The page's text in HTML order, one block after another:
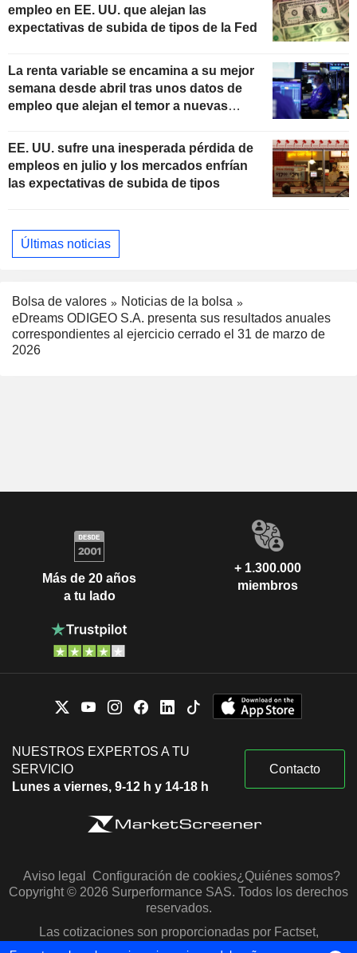
empleo en EE. UU. que alejan las
expectativas de subida de tipos de la Fed
La renta variable se encamina a su mejor
semana desde abril tras unos datos de
empleo que alejan el temor a nuevas
EE. UU. sufre una inesperada pérdida de
empleos en julio y los mercados enfrían
las expectativas de subida de tipos
Últimas noticias
Bolsa de valores
Noticias de la bolsa
eDreams ODIGEO S.A. presenta sus resultados anuales
correspondientes al ejercicio cerrado el 31 de marzo de
2026
Más de 20 años
a tu lado
+ 1.300.000
miembros
NUESTROS EXPERTOS A TU
SERVICIO
Lunes a viernes, 9-12 h y 14-18 h
Contacto
Aviso legal Configuración de cookies¿Quiénes somos?
Copyright © 2026 Surperformance SAS. Todos los derechos
reservados.
Las cotizaciones son proporcionadas por Factset,
Morningstar y S&P Capital IQ